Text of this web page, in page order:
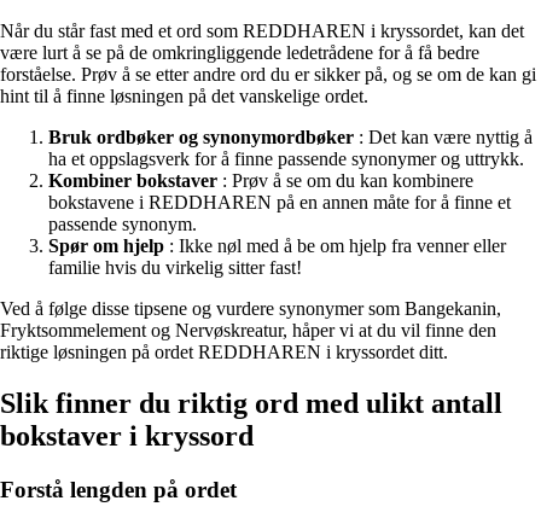
Når du står fast med et ord som REDDHAREN i kryssordet, kan det
være lurt å se på de omkringliggende ledetrådene for å få bedre
forståelse. Prøv å se etter andre ord du er sikker på, og se om de kan gi
hint til å finne løsningen på det vanskelige ordet.
Bruk ordbøker og synonymordbøker : Det kan være nyttig å
ha et oppslagsverk for å finne passende synonymer og uttrykk.
Kombiner bokstaver : Prøv å se om du kan kombinere
bokstavene i REDDHAREN på en annen måte for å finne et
passende synonym.
Spør om hjelp : Ikke nøl med å be om hjelp fra venner eller
familie hvis du virkelig sitter fast!
Ved å følge disse tipsene og vurdere synonymer som Bangekanin,
Fryktsommelement og Nervøskreatur, håper vi at du vil finne den
riktige løsningen på ordet REDDHAREN i kryssordet ditt.
Slik finner du riktig ord med ulikt antall
bokstaver i kryssord
Forstå lengden på ordet